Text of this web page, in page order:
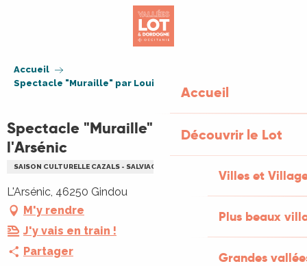
Accueil
Découvrir le Lot
Villes et
Plus beaux
Grandes
Accueil
Spectacle "Muraille" par Louis Ponsolle à l'Arsénic
Spectacle "Muraille" par Louis Ponsolle à
l'Arsénic
SAISON CULTURELLE CAZALS - SALVIAC
L'Arsénic, 46250 Gindou
M'y rendre
J'y vais en train !
Partager